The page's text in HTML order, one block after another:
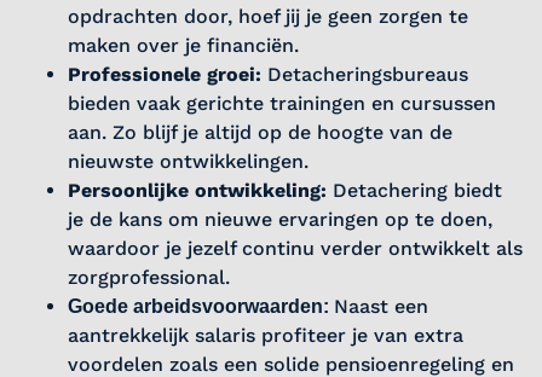
opdrachten door, hoef jij je geen zorgen te
maken over je financiën.
Professionele groei: Detacheringsbureaus
bieden vaak gerichte trainingen en cursussen
aan. Zo blijf je altijd op de hoogte van de
nieuwste ontwikkelingen.
Persoonlijke ontwikkeling: Detachering biedt
je de kans om nieuwe ervaringen op te doen,
waardoor je jezelf continu verder ontwikkelt als
zorgprofessional.
Goede arbeidsvoorwaarden: Naast een
aantrekkelijk salaris profiteer je van extra
voordelen zoals een solide pensioenregeling en